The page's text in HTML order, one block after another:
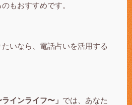
もおすすめです。
いなら、電話占いを活用する
インライフ〜」 では、あなた